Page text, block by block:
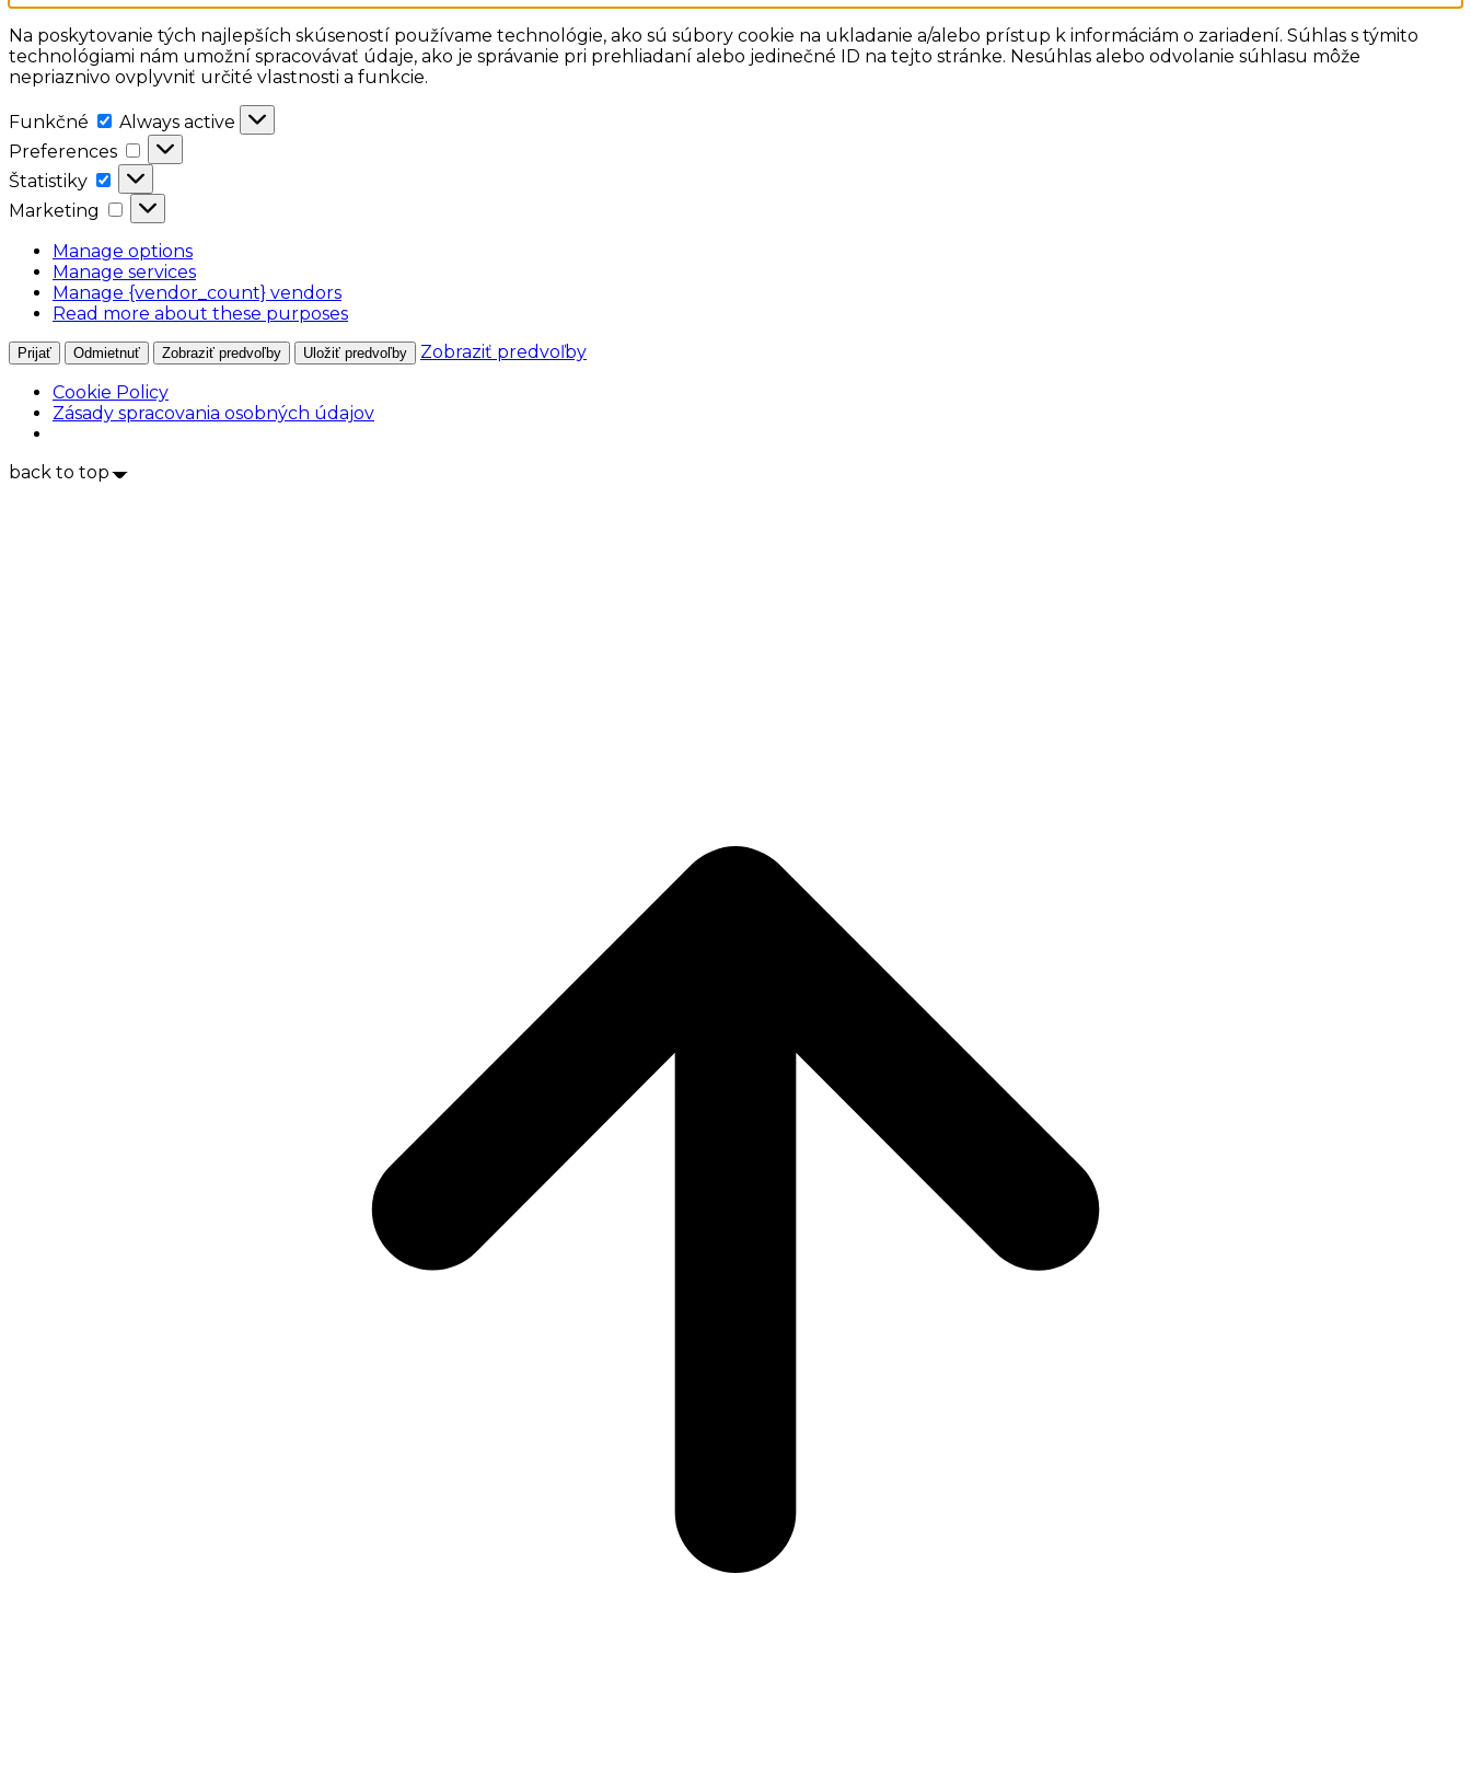
Na poskytovanie tých najlepších skúseností používame technológie, ako sú súbory cookie na ukladanie a/alebo prístup k informáciám o zariadení. Súhlas s týmito
technológiami nám umožní spracovávať údaje, ako je správanie pri prehliadaní alebo jedinečné ID na tejto stránke. Nesúhlas alebo odvolanie súhlasu môže
nepriaznivo ovplyvniť určité vlastnosti a funkcie.
Funkčné Funkčné
Always active
Preferences
Preferences
Štatistiky
Štatistiky
Marketing
Marketing
Manage options
Manage services
Manage {vendor_count} vendors
Read more about these purposes
Prijať Odmietnuť Zobraziť predvoľby Uložiť predvoľby
Zobraziť predvoľby
Cookie Policy
Zásady spracovania osobných údajov
back to top